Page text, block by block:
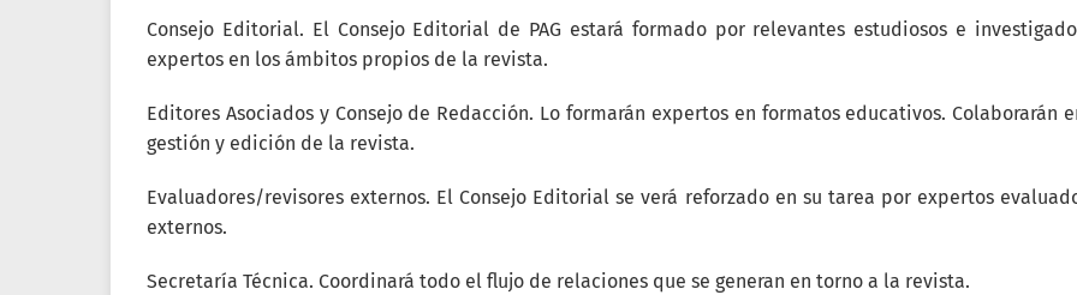
Consejo Editorial. El Consejo Editorial de PAG estará formado por relevantes estudiosos e
expertos en los ámbitos propios de la revista.
Editores Asociados y Consejo de Redacción. Lo formarán expertos en formatos educativos. Colaborarán
gestión y edición de la revista.
Evaluadores/revisores externos. El Consejo Editorial se verá reforzado en su tarea por expertos
externos.
Secretaría Técnica. Coordinará todo el flujo de relaciones que se generan en torno a la revista.